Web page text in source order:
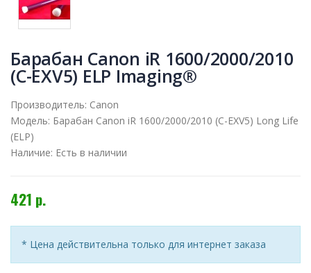
Барабан Canon iR 1600/2000/2010
(C-EXV5) ELP Imaging®
Производитель: Canon
Модель: Барабан Canon iR 1600/2000/2010 (C-EXV5) Long Life
(ELP)
Наличие: Есть в наличии
421 р.
* Цена действительна только для интернет заказа